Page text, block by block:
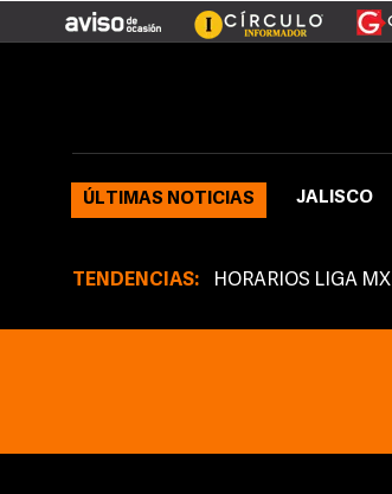
ÚLTIMAS NOTICIAS JALISCO
TENDENCIAS: HORARIOS LIGA MX